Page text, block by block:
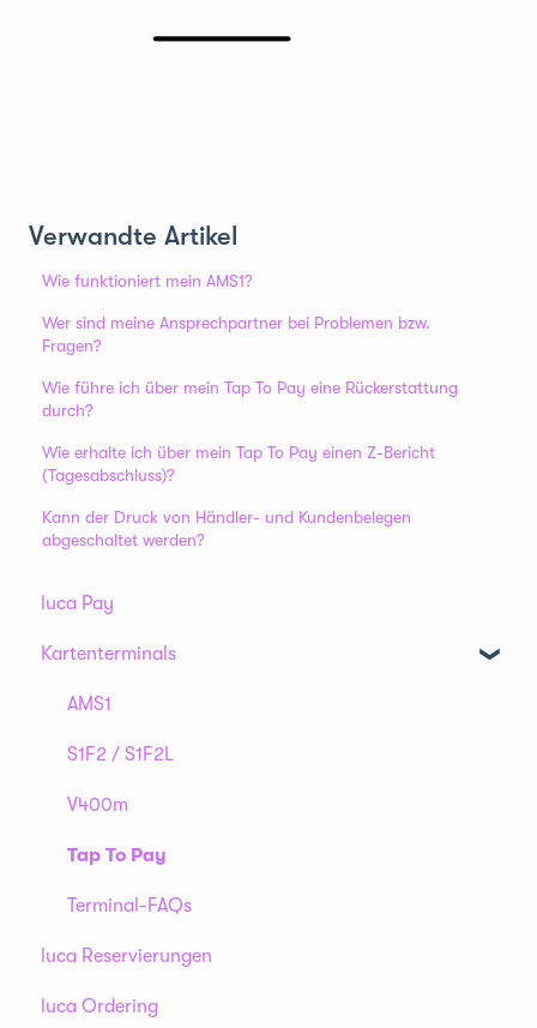
Verwandte Artikel
Wie funktioniert mein AMS1?
Wer sind meine Ansprechpartner bei Problemen bzw.
Fragen?
Wie führe ich über mein Tap To Pay eine Rückerstattung
durch?
Wie erhalte ich über mein Tap To Pay einen Z-Bericht
(Tagesabschluss)?
Kann der Druck von Händler- und Kundenbelegen
abgeschaltet werden?
luca Pay
Kartenterminals
AMS1
S1F2 / S1F2L
V400m
Tap To Pay
Terminal-FAQs
luca Reservierungen
luca Ordering